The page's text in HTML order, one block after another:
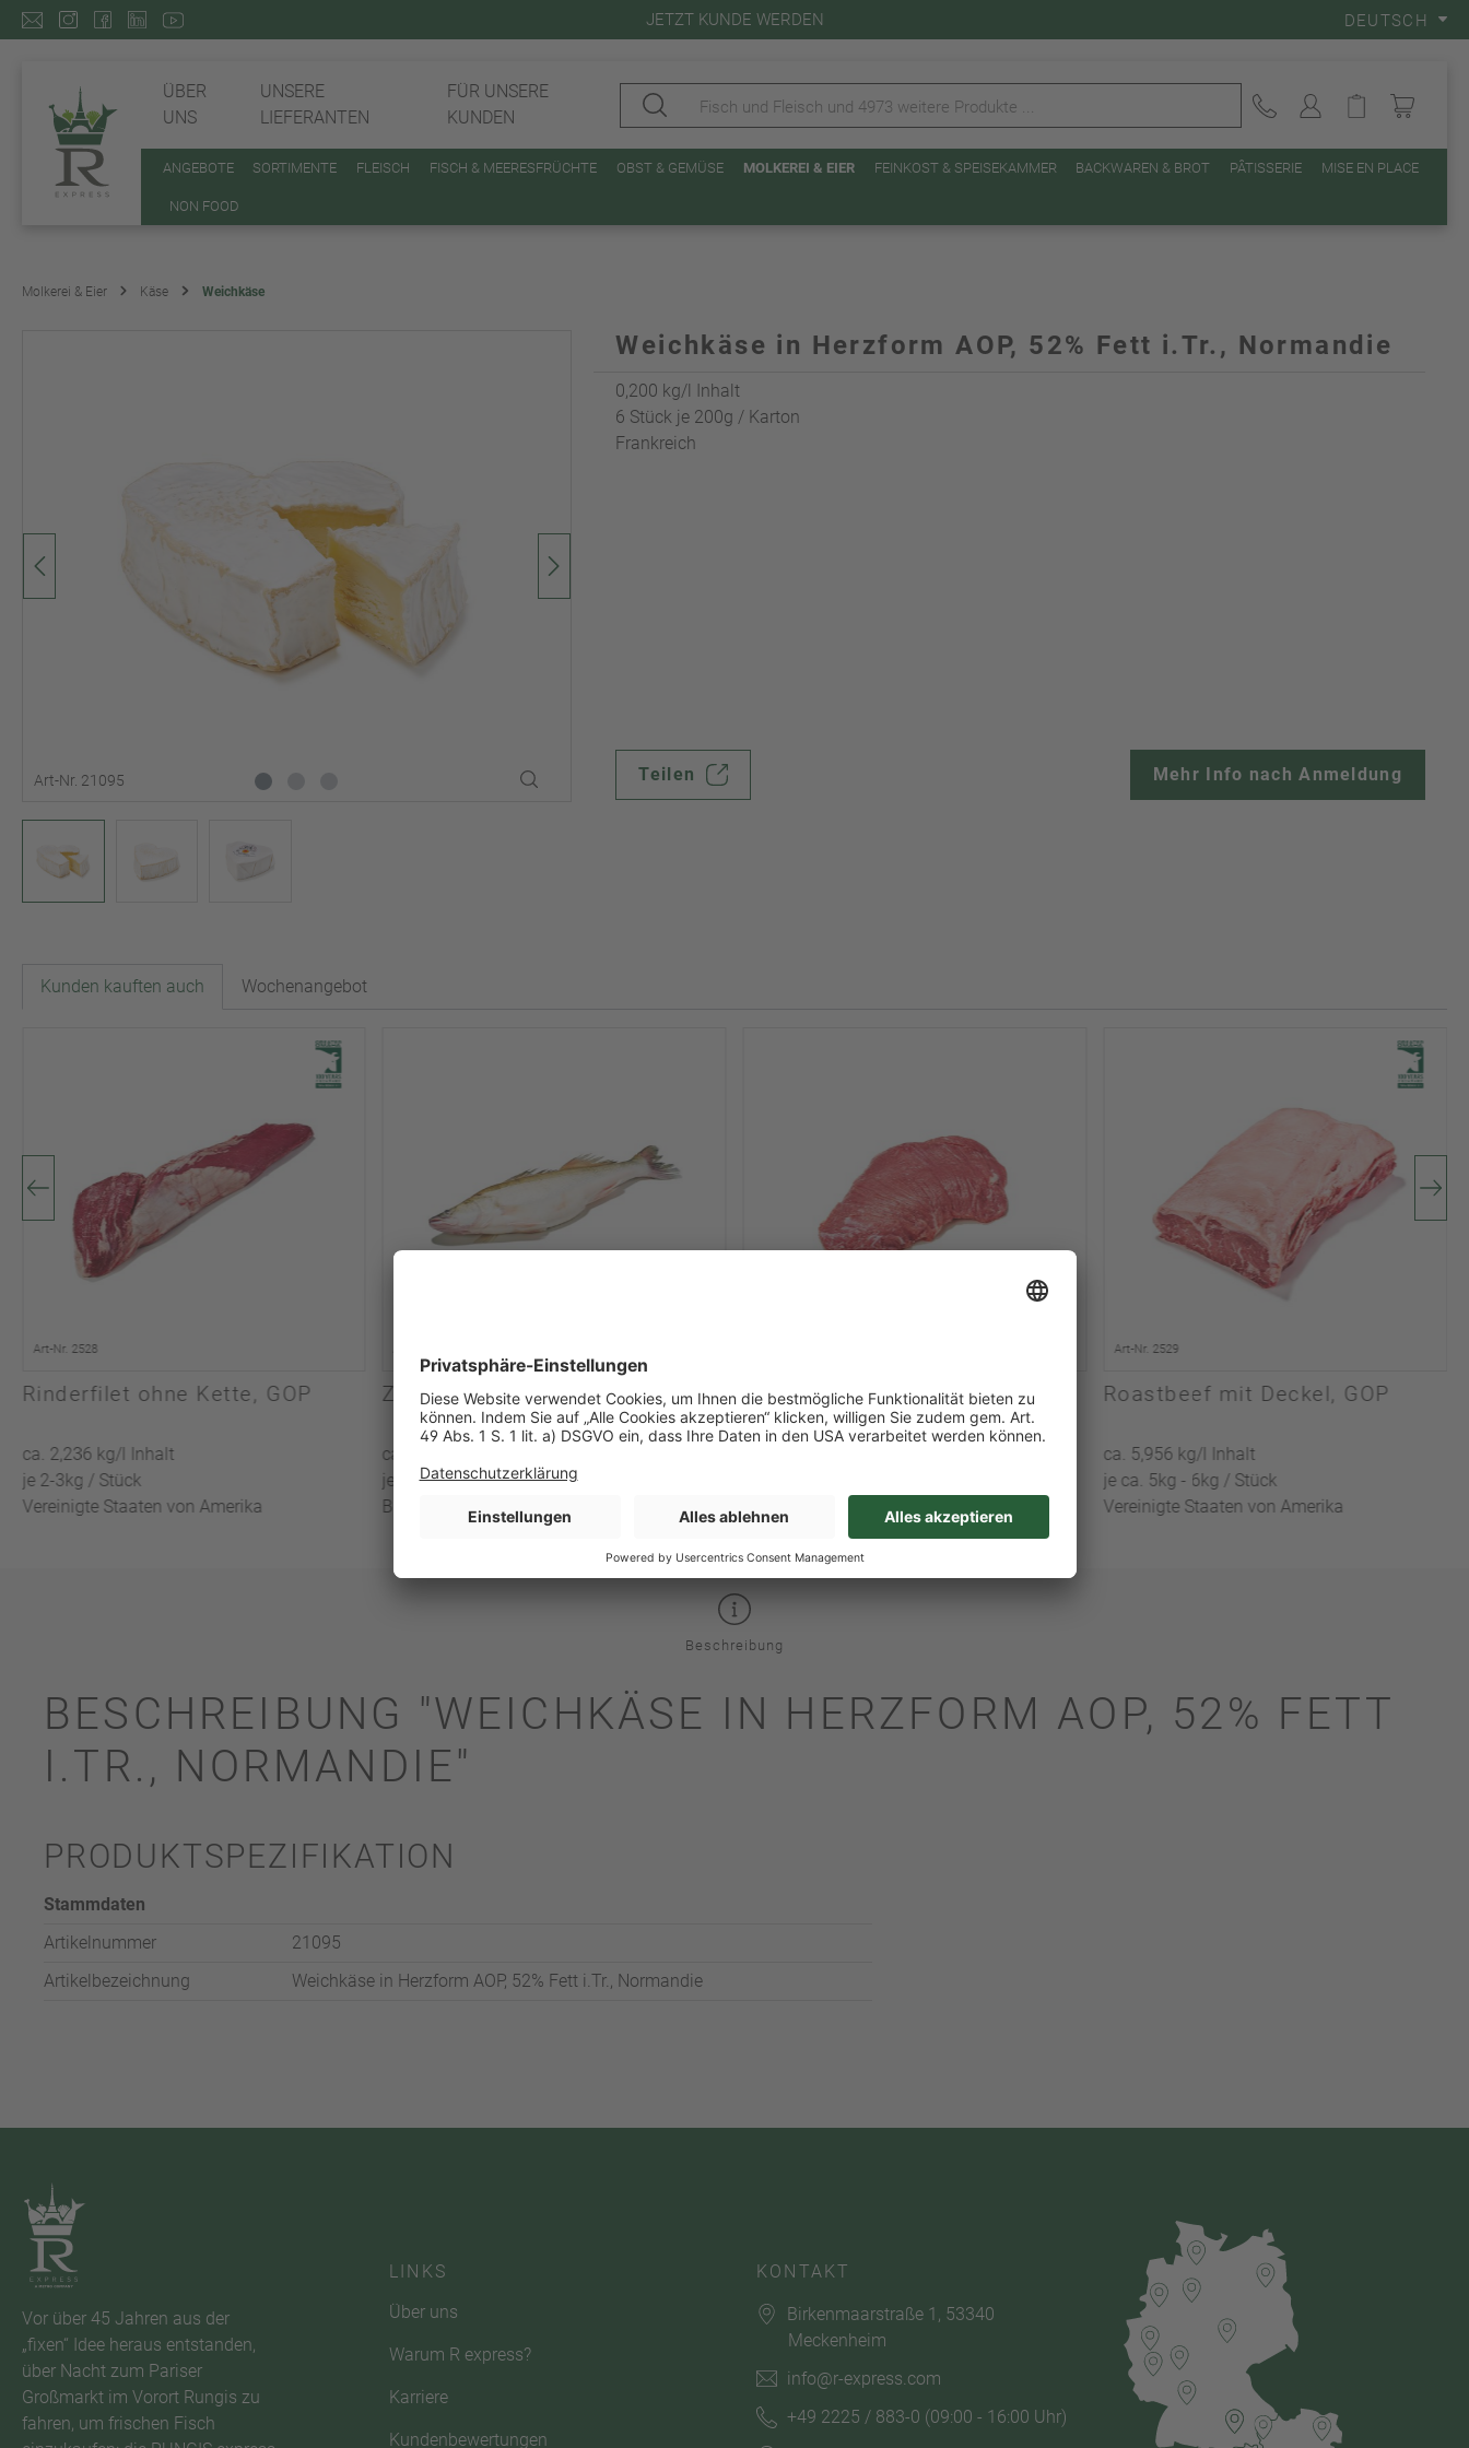
JETZT KUNDE WERDEN DEUTSCH
ÜBER
UNS
UNSERE
LIEFERANTEN
FÜR UNSERE
KUNDEN
ANGEBOTE SORTIMENTE FLEISCH FISCH & MEERESFRÜCHTE OBST & GEMÜSE MOLKEREI & EIER FEINKOST & SPEISEKAMMER BACKWAREN & BROT PÂTISSERIE MISE EN PLACE
NON FOOD
Molkerei & Eier Käse Weichkäse
Art-Nr. 21095
Weichkäse in Herzform AOP, 52% Fett i.Tr., Normandie
0,200 kg/l Inhalt
6 Stück je 200g / Karton
Frankreich
Teilen Mehr Info nach Anmeldung
Kunden kauften auch Wochenangebot
Art-Nr. 2528
Rinderfilet ohne Kette, GOP
ca. 2,236 kg/l Inhalt
je 2-3kg / Stück
Vereinigte Staaten von Amerika
Zander mit Kopf, rund
ca. 4,925 kg/l Inhalt
je 4kg - 6kg / Stück
Binnenfischerei / Niederlande
Flanksteak vom Hereford
Rind
Irland
Art-Nr. 2529
Roastbeef mit Deckel, GOP
ca. 5,956 kg/l Inhalt
je ca. 5kg - 6kg / Stück
Vereinigte Staaten von Amerika
Beschreibung
BESCHREIBUNG "WEICHKÄSE IN HERZFORM AOP, 52% FETT
I.TR., NORMANDIE"
PRODUKTSPEZIFIKATION
Stammdaten
Artikelnummer
21095
Artikelbezeichnung
Weichkäse in Herzform AOP, 52% Fett i.Tr., Normandie
Vor über 45 Jahren aus der
„fixen“ Idee heraus entstanden,
über Nacht zum Pariser
Großmarkt im Vorort Rungis zu
fahren, um frischen Fisch
LINKS
Über uns
Warum R express?
Karriere
Kundenbewertungen
KONTAKT
Birkenmaarstraße 1, 53340
Meckenheim
info@r-express.com
+49 2225 / 883-0 (09:00 - 16:00 Uhr)